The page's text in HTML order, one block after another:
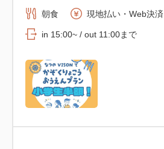
朝食 現地払い・Web決済
in 15:00~ / out 11:00まで